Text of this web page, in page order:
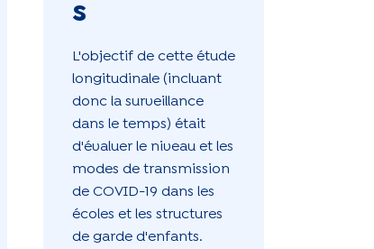
s
L'objectif de cette étude
longitudinale (incluant
donc la surveillance
dans le temps) était
d'évaluer le niveau et les
modes de transmission
de COVID-19 dans les
écoles et les structures
de garde d'enfants.